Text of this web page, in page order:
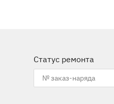
Статус ремонта